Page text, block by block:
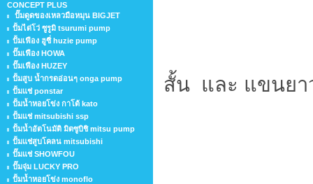
CONCEPT PLUS
ปั๊มดูดของเหลวมือหมุน BIGJET
ปั้มได่โว่ ซูรูมิ tsurumi pump
ปั้มเฟือง ฮูซี่ huzie pump
ปั๊มเฟือง HOWA
ปั๊มเฟือง HUZEY
ปั้มสูบ น้ำกรดอ่อนๆ onga pump
ปั้มแช่ ponstar
ปั้มน้ำหอยโข่ง กาโต้ kato
ปั้มแช่ mitsubishi ssp
ปั้มน้ำอัตโนมัติ มิตซูบิชิ mitsu pump
ปั้มแช่สูบโคลน mitsubishi
ปั๊มแช่ SHOWFOU
ปั๊มจุ่ม LUCKY PRO
ปั้มน้ำหอยโข่ง monoflo
สั้น และ แขนย